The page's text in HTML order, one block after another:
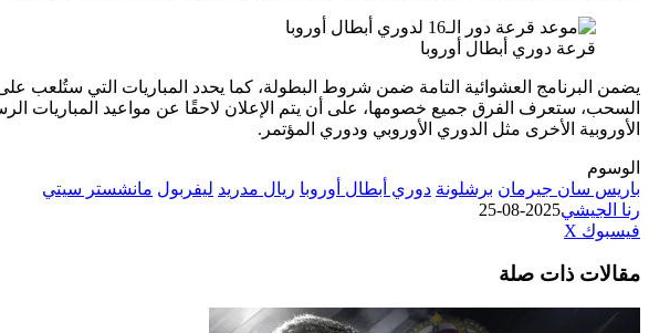
قرعة دوري أبطال أوروبا
يضمن البرنامج العشوائية التامة ضمن شروط البطولة، كما يحدد المباريات التي ستُلعب
السحب، ستعرف الفرق جميع خصومها، على أن يتم الإعلان لاحقًا عن مواعيد المباريات
الأوروبية الأخرى مثل الدوري الأوروبي ودوري المؤتمر.
الوسوم
باريس سان جيرمان برشلونة دوري أبطال أوروبا ريال مدريد ليفربول مانشستر سيتي
رنا الجيشي2025-08-25
فيسبوك ‫X
البريد
مقالات ذات صلة